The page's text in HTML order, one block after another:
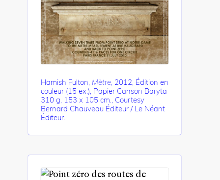
Hamish Fulton, Mètre, 2012, Édition en
couleur (15 ex.), Papier Canson Baryta
310 g, 153 x 105 cm., Courtesy
Bernard Chauveau Éditeur / Le Néant
Éditeur.